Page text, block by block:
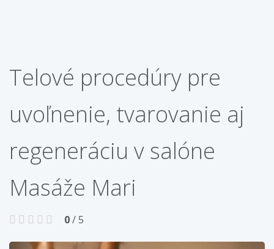
Telové procedúry pre
uvoľnenie, tvarovanie aj
regeneráciu v salóne
Masáže Mari
0/ 5